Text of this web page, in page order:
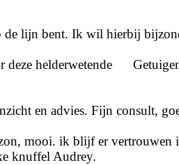
lijn bent. Ik wil hierbij
en advies. Fijn consult,
mooi. ik blijf er vertrouwen
knuffel Audrey.